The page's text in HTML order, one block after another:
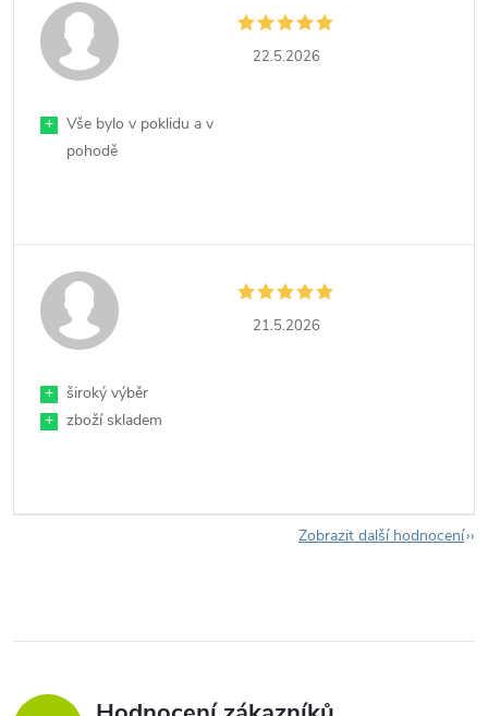
22.5.2026
+
Vše bylo v poklidu a v
pohodě
21.5.2026
+
široký výběr
+
zboží skladem
Zobrazit další hodnocení